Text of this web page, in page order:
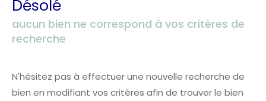
Désolé
aucun bien ne correspond à vos critères de
recherche
N'hésitez pas à effectuer une nouvelle recherche de
bien en modifiant vos critères afin de trouver le bien